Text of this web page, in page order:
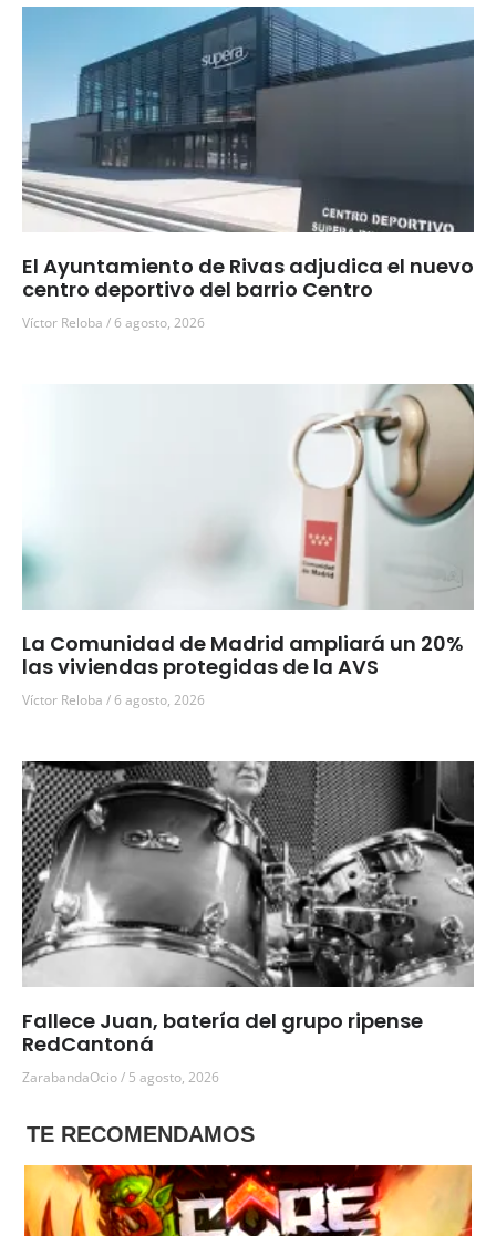
El Ayuntamiento de Rivas adjudica el nuevo
centro deportivo del barrio Centro
Víctor Reloba 6 agosto, 2026
La Comunidad de Madrid ampliará un 20%
las viviendas protegidas de la AVS
Víctor Reloba 6 agosto, 2026
Fallece Juan, batería del grupo ripense
RedCantoná
ZarabandaOcio 5 agosto, 2026
TE RECOMENDAMOS